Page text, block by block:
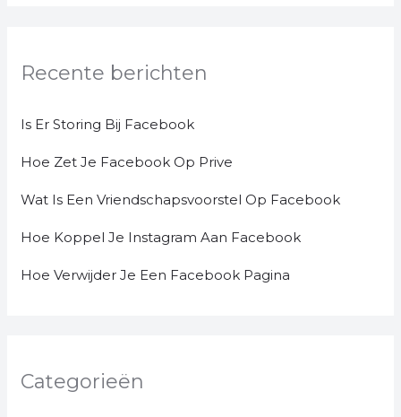
Recente berichten
Is Er Storing Bij Facebook
Hoe Zet Je Facebook Op Prive
Wat Is Een Vriendschapsvoorstel Op Facebook
Hoe Koppel Je Instagram Aan Facebook
Hoe Verwijder Je Een Facebook Pagina
Categorieën